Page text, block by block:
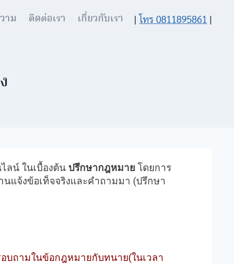
าม ติดต่อเรา เกี่ยวกับเรา |โทร 0811895861 |
ลน์ ในเบื้องต้น ปรึกษากฎหมาย โดยการ
แจ้งข้อเท็จจริงและคำถามมา (ปรึกษา
บถามในข้อกฎหมายกับทนาย(ในเวลา